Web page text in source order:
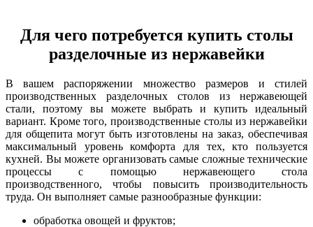
Для чего потребуется купить столы
разделочные из нержавейки
В вашем распоряжении множество размеров и стилей
производственных разделочных столов из нержавеющей
стали, поэтому вы можете выбрать и купить идеальный
вариант. Кроме того, производственные столы из нержавейки
для общепита могут быть изготовлены на заказ, обеспечивая
максимальный уровень комфорта для тех, кто пользуется
кухней. Вы можете организовать самые сложные технические
процессы с помощью нержавеющего стола
производственного, чтобы повысить производительность
труда. Он выполняет самые разнообразные функции:
обработка овощей и фруктов;